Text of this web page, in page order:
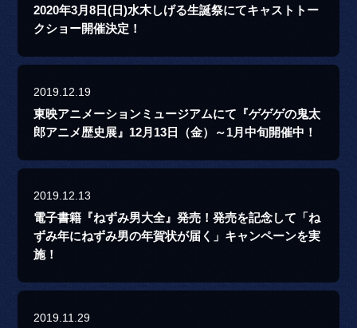
2020年3月8日(日)水木しげる生誕祭にてキャストトー
クショー開催決定！
2019.12.19
東映アニメーションミュージアムにて『ゲゲゲの鬼太
郎アニメ歴史展』12月13日（金）～1月中旬開催中！
2019.12.13
電子書籍『ねずみ男大全』発売！発売を記念して「ね
ずみ年にねずみ男の年賀状が届く」キャンペーンを実
施！
2019.11.29